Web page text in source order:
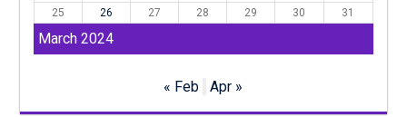
March 2024
25
26 27 28 29 30 31
« Feb Apr »